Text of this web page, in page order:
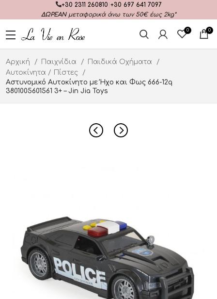
+30 2311 260810 +30 697 641 7097
ΔΩΡΕΑΝμεταφορικά άνω των 50€ έως 2kg*
0 0
Αρχική Παιχνίδια
Παιδικά Οχήματα
Αυτοκίνητα / Πίστες
Αστυνομικό Αυτοκίνητο με Ήχο και Φως 666-12q
3801005601561 3+ – Jin Jia Toys